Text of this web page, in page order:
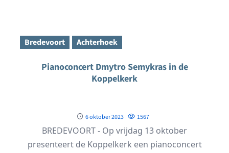
Bredevoort Achterhoek
Pianoconcert Dmytro Semykras in de
Koppelkerk
6 oktober 2023 1567
BREDEVOORT - Op vrijdag 13 oktober
presenteert de Koppelkerk een pianoconcert